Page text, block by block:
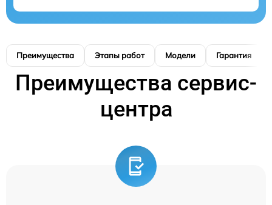
Преимущества Этапы работ Модели Гарантия
Преимущества сервис-
центра